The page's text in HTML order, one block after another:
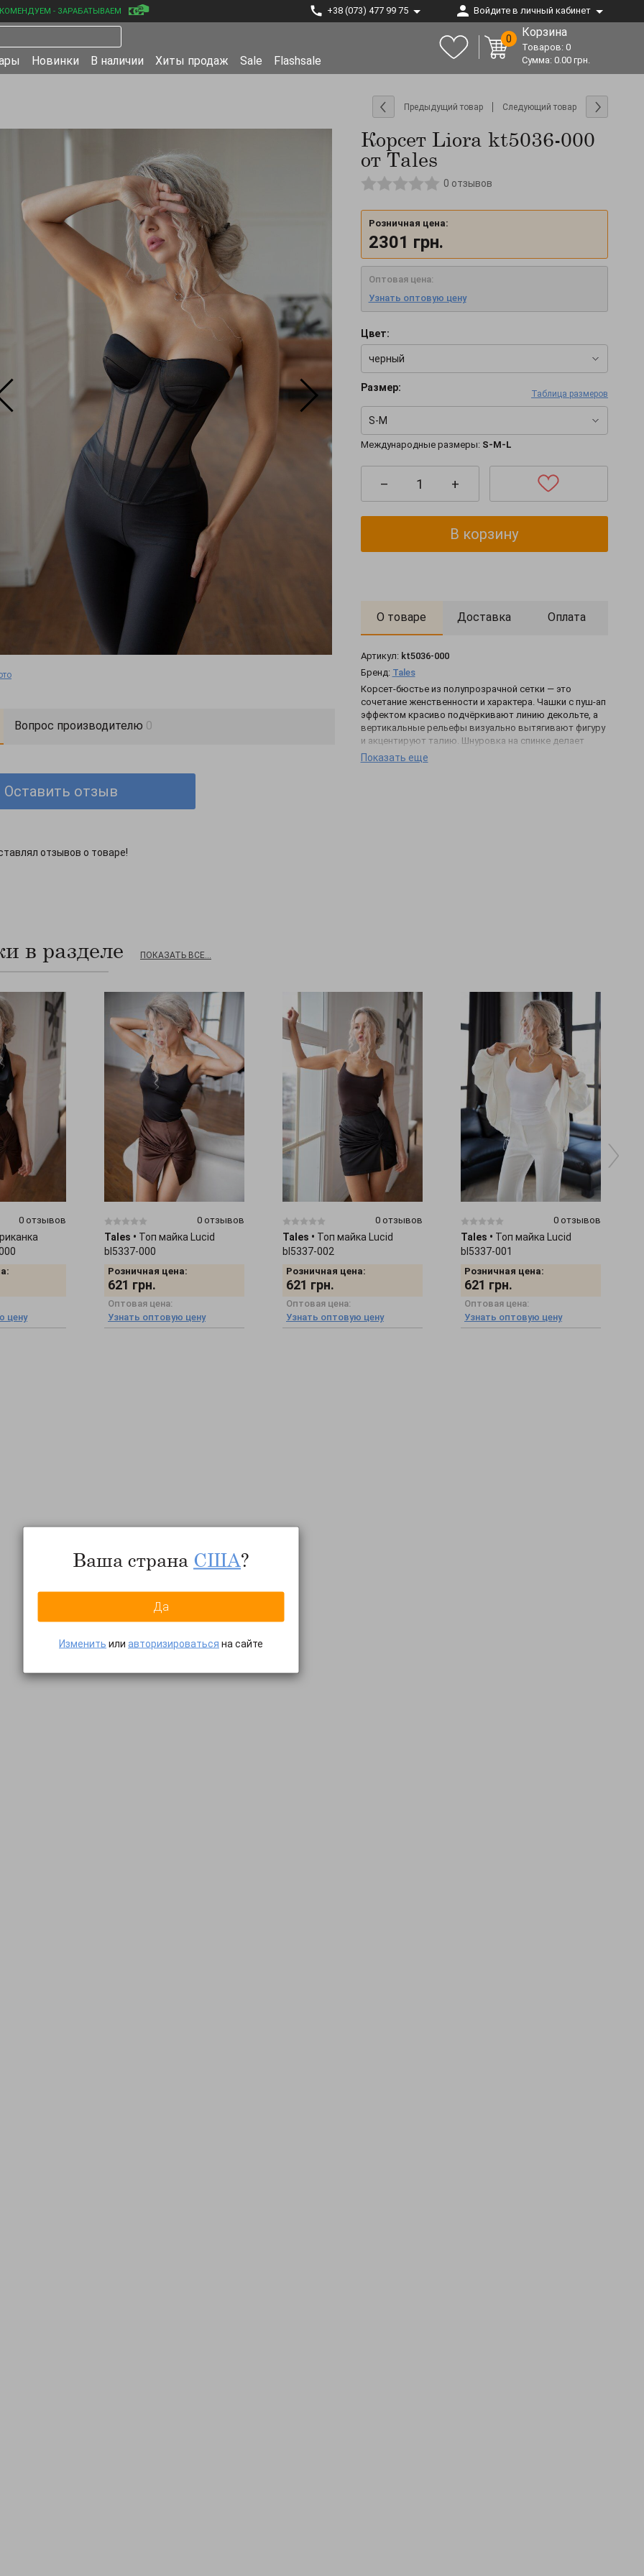
- ЗАРАБАТЫВАЕМ +38 (073) 477 99 75 Войдите в личный кабинет
Новинки В наличии Хиты продаж Sale Flashsale
0 Корзина
Товаров: 0
Сумма: 0.00 грн.
Предыдущий товар Следующий товар
Корсет Liora kt5036-000
от Tales
0 отзывов
Розничная цена:
2301 грн.
Оптовая цена:
Узнать оптовую цену
Цвет:
черный
Размер:
Таблица размеров
S-M
Международные размеры: S-M-L
– +
В корзину
О товаре Доставка Оплата
Артикул: kt5036-000
Бренд: Tales
Корсет-бюстье из полупрозрачной сетки — это
сочетание женственности и характера. Чашки с пуш-ап
эффектом красиво подчёркивают линию декольте, а
вертикальные рельефы визуально вытягивают фигуру
и акцентируют талию. Шнуровка на спинке делает
посадку идеальной! Сочетайте с брюками с высокой
Показать еще
Вопрос производителю 0
Оставить отзыв
отзывов о товаре!
в разделе ПОКАЗАТЬ ВСЕ...
0 отзывов
цену
0 отзывов
Tales • Топ майка Lucid
bl5337-000
Розничная цена:
621 грн.
Оптовая цена:
Узнать оптовую цену
0 отзывов
Tales • Топ майка Lucid
bl5337-002
Розничная цена:
621 грн.
Оптовая цена:
Узнать оптовую цену
0 отзывов
Tales • Топ майка Lucid
bl5337-001
Розничная цена:
621 грн.
Оптовая цена:
Узнать оптовую цену
Ваша страна США?
Да
Изменить или авторизироваться на сайте